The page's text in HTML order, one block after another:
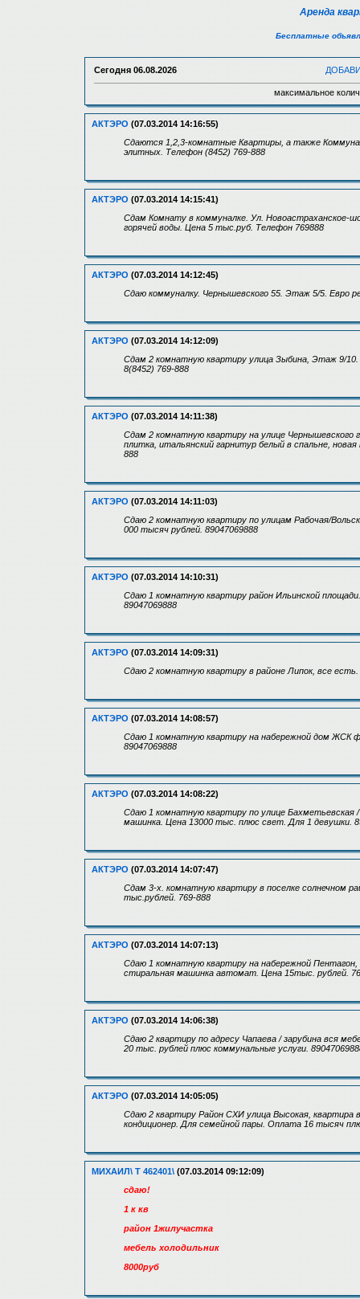
Аренда
Бесплатные
Сегодня 06.08.2026
максимальное
АКТЭРО (07.03.2014 14:16:55)
Сдаются 1,2,3-комнатные Квартиры, а также
элитных. Телефон (8452) 769-888
АКТЭРО (07.03.2014 14:15:41)
Сдам Комнату в коммуналке. Ул. Новоастраханское-
горячей воды. Цена 5 тыс.руб. Телефон 769888
АКТЭРО (07.03.2014 14:12:45)
Сдаю коммуналку. Чернышевского 55. Этаж 5/5. Евро
АКТЭРО (07.03.2014 14:12:09)
Сдам 2 комнатную квартиру улица Зыбина, Этаж 9/10.
8(8452) 769-888
АКТЭРО (07.03.2014 14:11:38)
Сдам 2 комнатную квартиру на улице
плитка, итальянский гарнитур белый в спальне,
888
АКТЭРО (07.03.2014 14:11:03)
Сдаю 2 комнатную квартиру по улицам Рабочая/
000 тысяч рублей. 89047069888
АКТЭРО (07.03.2014 14:10:31)
Сдаю 1 комнатную квартиру район Ильинской
89047069888
АКТЭРО (07.03.2014 14:09:31)
Сдаю 2 комнатную квартиру в районе Липок, все
АКТЭРО (07.03.2014 14:08:57)
Сдаю 1 комнатную квартиру на набережной дом ЖСК
89047069888
АКТЭРО (07.03.2014 14:08:22)
Сдаю 1 комнатную квартиру по улице Бахметьевская
машинка. Цена 13000 тыс. плюс свет. Для 1 девушки.
АКТЭРО (07.03.2014 14:07:47)
Сдам 3-х. комнатную квартиру в поселке солнечном
тыс.рублей. 769-888
АКТЭРО (07.03.2014 14:07:13)
Сдаю 1 комнатную квартиру на набережной
стиральная машинка автомат. Цена 15тыс. рублей.
АКТЭРО (07.03.2014 14:06:38)
Сдаю 2 квартиру по адресу Чапаева / зарубина вся
20 тыс. рублей плюс коммунальные услуги.
АКТЭРО (07.03.2014 14:05:05)
Сдаю 2 квартиру Район СХИ улица Высокая,
кондиционер. Для семейной пары. Оплата 16 тысяч
МИХАИЛ\ Т 462401\ (07.03.2014 09:12:09)
сдаю!
1 к кв
район 1жилучастка
мебель холодильник
8000руб